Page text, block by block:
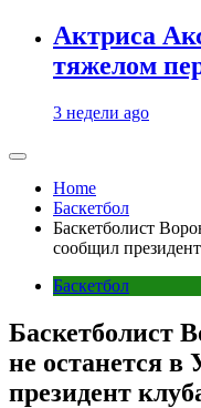
Актриса
тяжелом
3 недели ago
Home
Баскетбол
Баскетболист
сообщил
Баскетбол
Баскетболист
не останется
президент